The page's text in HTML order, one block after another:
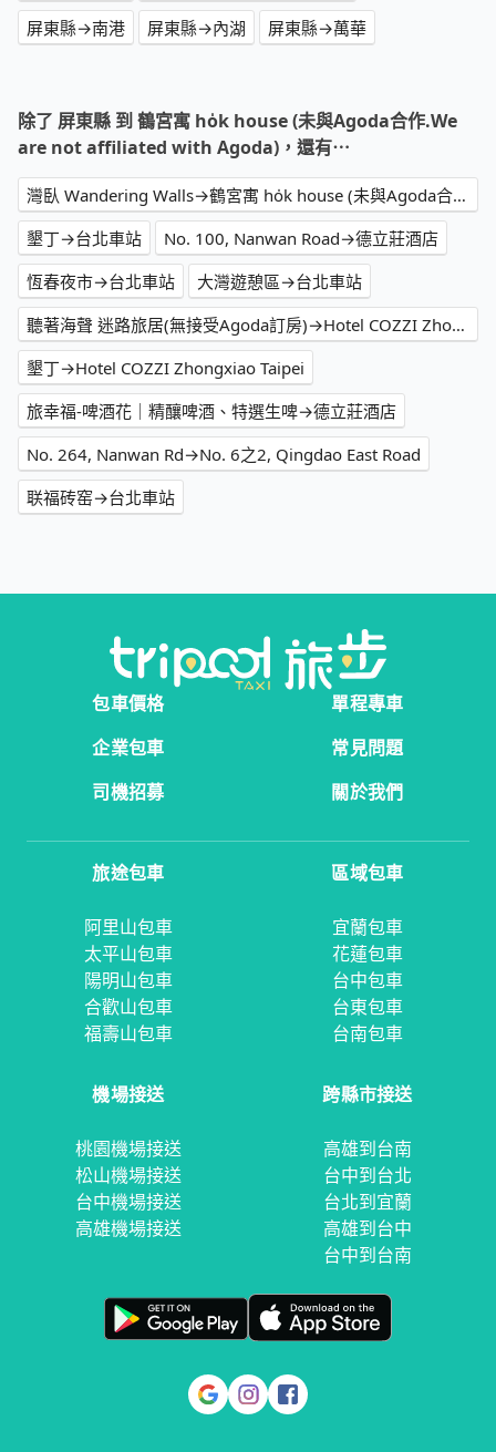
屏東縣→南港
屏東縣→內湖 屏東縣→萬華
除了 屏東縣 到 鶴宮寓 ho̍k house (未與Agoda合作.We
are not affiliated with Agoda)，還有⋯
灣臥 Wandering Walls→鶴宮寓 ho̍k house (未與Agoda合作.We are not affiliated with Agoda)
墾丁→台北車站
No. 100, Nanwan Road→德立莊酒店
恆春夜市→台北車站
大灣遊憩區→台北車站
聽著海聲 迷路旅居(無接受Agoda訂房)→Hotel COZZI Zhongxiao Taipei
墾丁→Hotel COZZI Zhongxiao Taipei
旅幸福-啤酒花｜精釀啤酒、特選生啤→德立莊酒店
No. 264, Nanwan Rd→No. 6之2, Qingdao East Road
联福砖窑→台北車站
包車價格
單程專車
企業包車
常見問題
司機招募
關於我們
旅途包車
阿里山包車
太平山包車
陽明山包車
合歡山包車
福壽山包車
區域包車
宜蘭包車
花蓮包車
台中包車
台東包車
台南包車
機場接送
桃園機場接送
松山機場接送
台中機場接送
高雄機場接送
跨縣市接送
高雄到台南
台中到台北
台北到宜蘭
高雄到台中
台中到台南